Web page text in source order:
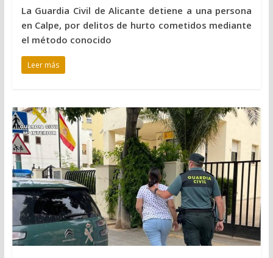
La Guardia Civil de Alicante detiene a una persona
en Calpe, por delitos de hurto cometidos mediante
el método conocido
Leer más